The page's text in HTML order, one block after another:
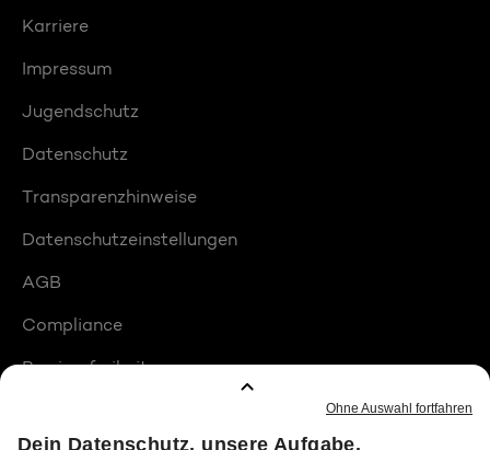
Karriere
Impressum
Jugendschutz
Datenschutz
Transparenzhinweise
Datenschutzeinstellungen
AGB
Compliance
Barrierefreiheit